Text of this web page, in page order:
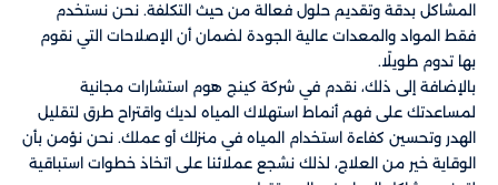
المشاكل بدقة وتقديم حلول فعالة من حيث التكلفة. نحن نستخدم
فقط المواد والمعدات عالية الجودة لضمان أن الإصلاحات التي نقوم
بها تدوم طويلًا.
بالإضافة إلى ذلك، نقدم في شركة كينج هوم استشارات مجانية
لمساعدتك على فهم أنماط استهلاك المياه لديك واقتراح طرق لتقليل
الهدر وتحسين كفاءة استخدام المياه في منزلك أو عملك. نحن نؤمن بأن
الوقاية خير من العلاج، لذلك نشجع عملائنا على اتخاذ خطوات استباقية